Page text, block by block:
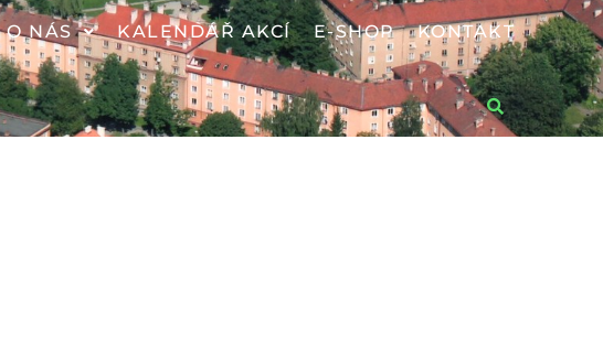
O NÁS KALENDÁŘ AKCÍ E-SHOP KONTAKT